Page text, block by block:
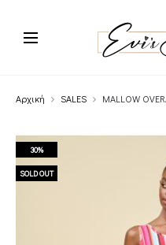
Αρχική SALES MALLOW
30%
SOLD OUT